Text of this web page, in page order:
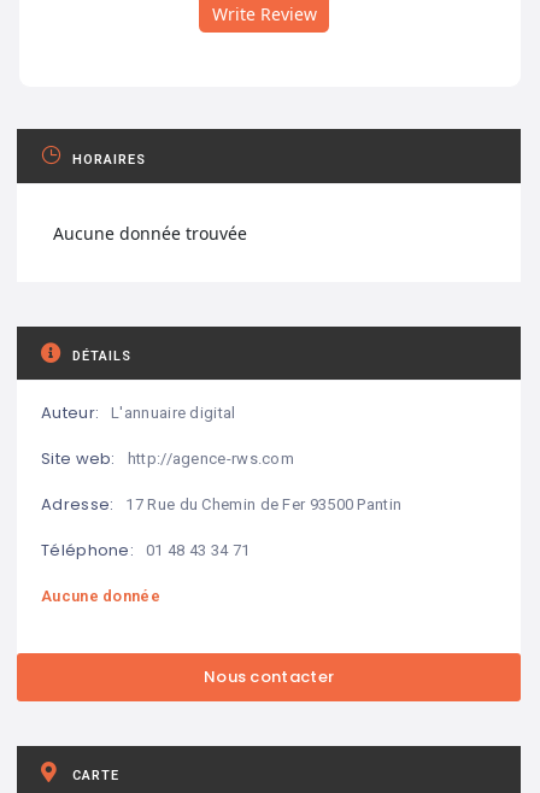
Write Review
HORAIRES
Aucune donnée trouvée
DÉTAILS
Auteur: L'annuaire digital
Site web: http://agence-rws.com
Adresse: 17 Rue du Chemin de Fer 93500 Pantin
Téléphone: 01 48 43 34 71
Aucune donnée
CARTE